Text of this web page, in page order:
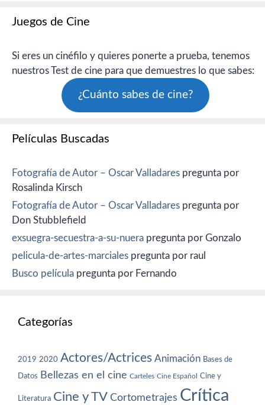
Juegos de Cine
Si eres un cinéfilo y quieres ponerte a prueba, tenemos
nuestros Test de cine para que demuestres lo que sabes:
¿Cuánto sabes de cine?
Películas Buscadas
Fotografía de Autor – Oscar Valladares pregunta por
Rosalinda Kirsch
Fotografía de Autor – Oscar Valladares pregunta por
Don Stubblefield
exsuegra-secuestra-a-su-nuera pregunta por Gonzalo
pelicula-de-artes-marciales pregunta por raul
Busco película pregunta por Fernando
Categorías
2019 2020 Actores/Actrices Animación Bases de
Datos Bellezas en el cine Carteles Cine Español Cine y
Literatura Cine y TV Cortometrajes Crítica